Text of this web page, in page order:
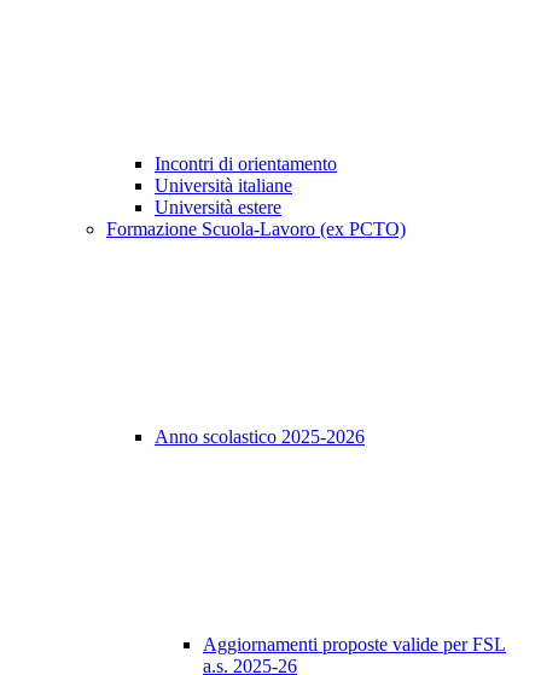
Incontri di orientamento
Università italiane
Università estere
Formazione Scuola-Lavoro (ex PCTO)
Anno scolastico 2025-2026
Aggiornamenti proposte valide per FSL
a.s. 2025-26